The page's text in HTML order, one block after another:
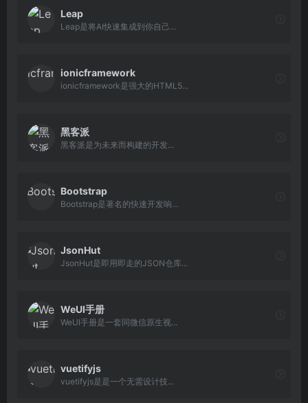
Leap
Leap是将AI快速集成到你自己...
ionicframework
ionicframework是强大的HTML5...
黑客派
黑客派是为未来而构建的开发...
Bootstrap
Bootstrap是著名的快速开发响...
JsonHut
JsonHut是即用即走的JSON仓库...
WeUI手册
WeUI手册是一套同微信原生视...
vuetifyjs
vuetifyjs是是一个无需设计技...